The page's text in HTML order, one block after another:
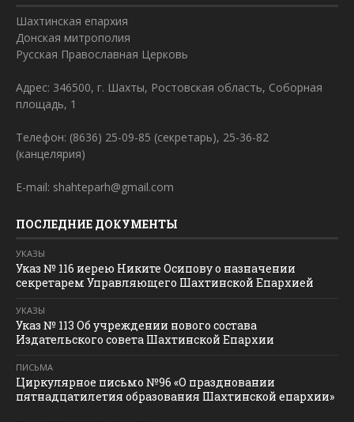
Шахтинская епархия
Донская митрополия
Русская Православная Церковь
Адрес: 346500, г. Шахты, Ростовская область, Соборная
площадь, 1
Телефон: (8636) 25-09-85 (секретарь), 25-36-82
(канцелярия)
E-mail: shahteparh@gmail.com
ПОСЛЕДНИЕ ДОКУМЕНТЫ
УКАЗЫ
Указ № 116 иерею Никите Осипову о назначении
секретарем Управляющего Шахтинской Епархией
УКАЗЫ
Указ № 113 Об учреждении нового состава
Издательского совета Шахтинской Епархии
ПИСЬМА
Циркулярное письмо №96 «О праздновании
пятнадцатилетия образования Шахтинской епархии»